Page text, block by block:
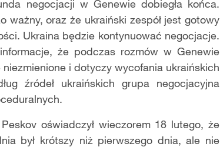
negocjacji w Genewie dobiegła końca.
ważny, oraz że ukraiński zespół jest gotowy
Ukraina będzie kontynuować negocjacje.
że podczas rozmów w Genewie
i dotyczy wycofania ukraińskich
źródeł ukraińskich grupa negocjacyjna
oświadczył wieczorem 18 lutego, że
był krótszy niż pierwszego dnia, ale nie